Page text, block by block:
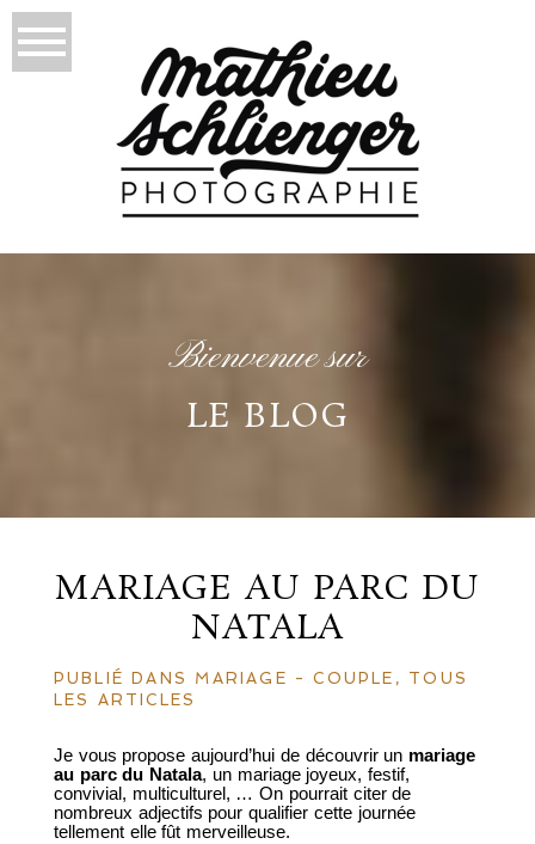
Bienvenue sur
LE BLOG
MARIAGE AU PARC DU
NATALA
PUBLIÉ DANS MARIAGE - COUPLE , TOUS
LES ARTICLES
Je vous propose aujourd’hui de découvrir un mariage
au parc du Natala, un mariage joyeux, festif,
convivial, multiculturel, … On pourrait citer de
nombreux adjectifs pour qualifier cette journée
tellement elle fût merveilleuse.